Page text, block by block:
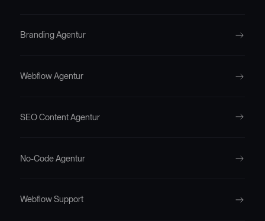
Branding Agentur
Webflow Agentur
SEO Content Agentur
No-Code Agentur
Webflow Support